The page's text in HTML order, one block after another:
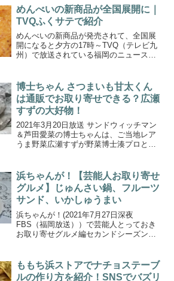
めんべいの新商品が全国展開に｜
TVQふくサテで紹介
めんべいの新商品が発売されて、全国展
開になると夕方の17時～TVQ（テレビ九
州）で放送されている福岡のニュース番
この投稿をInstagramで見る福岡の定番土
産が新...
博士ちゃん さつまいも甘太くん
は通販でお取り寄せできる？広瀬
すずの大好物！
2021年3月20日放送 サンドウィッチマン
＆芦田愛菜の博士ちゃんは、ご当地レア
うま野菜広瀬すずが野菜博士湊プロと目
大分県産さつまいも甘太くんはお取り寄
せできるのか調べ...
浜ちゃんが！【芸能人お取り寄せ
グルメ】じゅんさい鍋、フルーツ
サンド、いかしゅうまい
浜ちゃんが！(2021年7月27日深夜
FBS（福岡放送））で芸能人とっておき
お取り寄せグルメ編セカンドシーズンが
ももち浜ストアでナチョステーブ
ルの作り方を紹介！SNSでバズリ